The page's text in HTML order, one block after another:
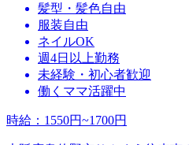
髪型・髪色自由
服装自由
ネイルOK
週4日以上勤務
未経験・初心者歓迎
働くママ活躍中
時給 ： 1550円~1700円